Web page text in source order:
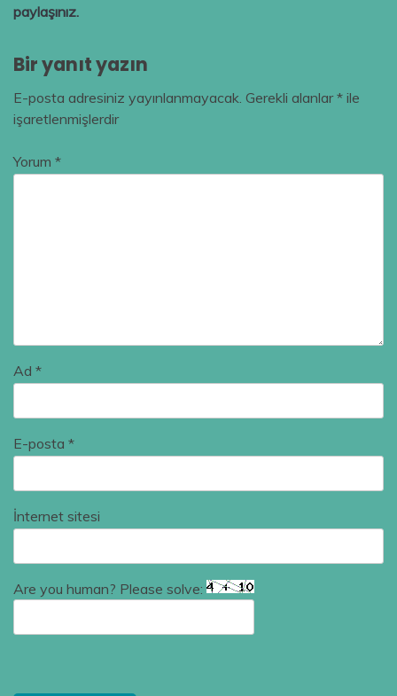
paylaşınız.
Bir yanıt yazın
E-posta adresiniz yayınlanmayacak. Gerekli alanlar* ile
işaretlenmişlerdir
Yorum *
Ad *
E-posta *
İnternet sitesi
Are you human? Please solve: